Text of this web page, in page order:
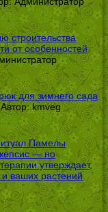
строительства
от особенностей
для зимнего сада
kmveg
Памелы
— но
утверждает,
и ваших растений